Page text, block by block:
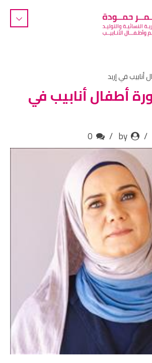
في إربد
أطفال أنابيب في
by
0